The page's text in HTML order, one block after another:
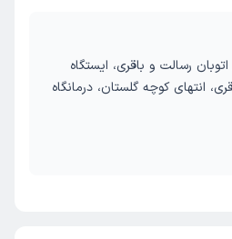
رسالت و باقری، ایستگاه
انتهای کوچه گلستان، درمانگاه